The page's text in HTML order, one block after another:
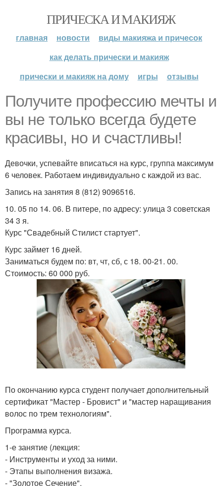
ПРИЧЕСКА И МАКИЯЖ
главная новости
виды макияжа и причесок
как делать прически и макияж
прически и макияж на дому
игры отзывы
Получите профессию мечты и
вы не только всегда будете
красивы, но и счастливы!
Девочки, успевайте вписаться на курс, группа максимум
6 человек. Работаем индивидуально с каждой из вас.
Запись на занятия 8 (812) 9096516.
10. 05 по 14. 06. В питере, по адресу: улица 3 советская
34 3 я.
Курс "Свадебный Стилист стартует".
Курс займет 16 дней.
Заниматься будем по: вт, чт, сб, с 18. 00-21. 00.
Стоимость: 60 000 руб.
По окончанию курса студент получает дополнительный
сертификат "Мастер - Бровист" и "мастер наращивания
волос по трем технологиям".
Программа курса.
1-е занятие (лекция:
- Инструменты и уход за ними.
- Этапы выполнения визажа.
- "Золотое Сечение".